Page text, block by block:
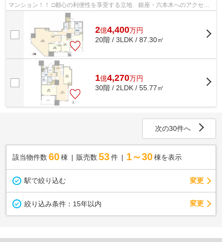
マンション！！ □都心の利便性を享受する立地 銀座・六本木へのアクセス
も良好♪ □住友不動産旧分譲×三井住...
2億4,400万円
20階 / 3LDK / 87.30㎡
1億4,270万円
30階 / 2LDK / 55.77㎡
次の30件へ
該当物件数 60棟 販売数 53 件 1～30 棟を表示
駅で絞り込む 変更
絞り込み条件： 15年以内 変更